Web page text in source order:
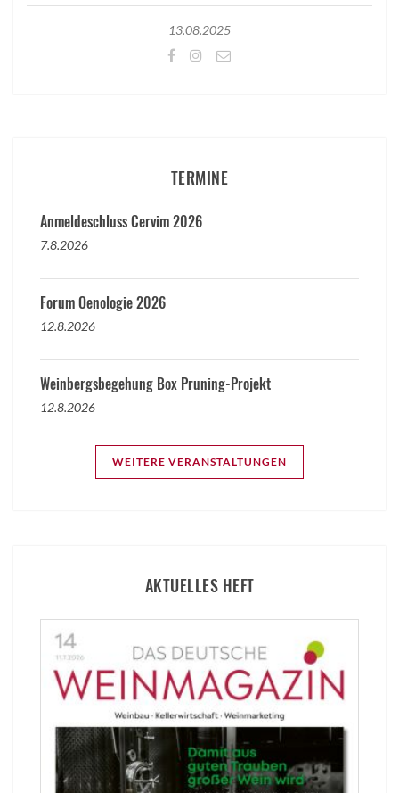
13.08.2025
TERMINE
Anmeldeschluss Cervim 2026
7.8.2026
Forum Oenologie 2026
12.8.2026
Weinbergsbegehung Box Pruning-Projekt
12.8.2026
WEITERE VERANSTALTUNGEN
AKTUELLES HEFT